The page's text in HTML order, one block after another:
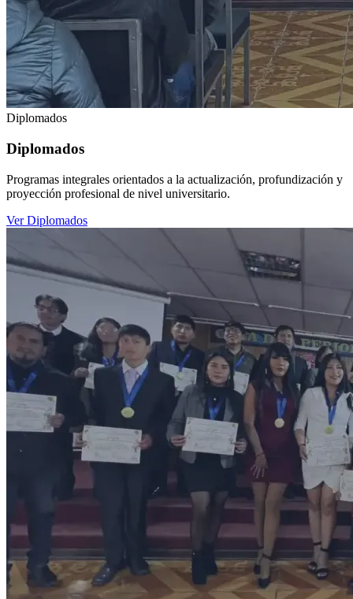
Diplomados
Diplomados
Programas integrales orientados a la actualización, profundización y
proyección profesional de nivel universitario.
Ver Diplomados